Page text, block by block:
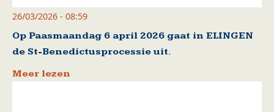
26/03/2026 - 08:59
Op Paasmaandag 6 april 2026 gaat in ELINGEN
de St-Benedictusprocessie uit.
Meer lezen